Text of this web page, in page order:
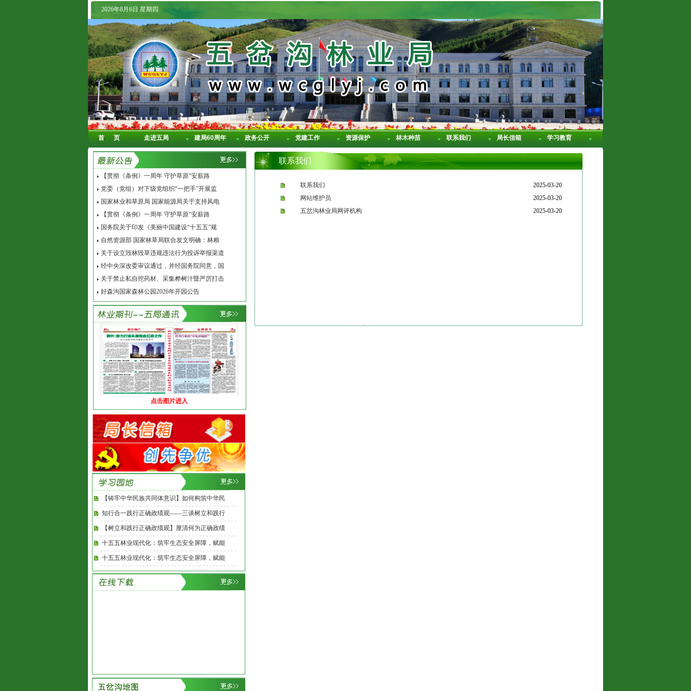
2026年8月6日 星期四
首 页 走进五局 建局60周年 政务公开 党建工作 资源保护 林木种苗 联系我们 局长信箱 学习教育
【贯彻《条例》一周年 守护草原“安薪路
党委（党组）对下级党组织“一把手”开展监
国家林业和草原局 国家能源局关于支持风电
【贯彻《条例》一周年 守护草原“安薪路
国务院关于印发《美丽中国建设“十五五”规
自然资源部 国家林草局联合发文明确：林粮
关于设立毁林毁草违规违法行为投诉举报渠道
经中央深改委审议通过，并经国务院同意，国
关于禁止私自挖药材、采集桦树汁暨严厉打击
好森沟国家森林公园2026年开园公告
点击图片进入
【铸牢中华民族共同体意识】如何构筑中华民
知行合一践行正确政绩观——三谈树立和践行
【树立和践行正确政绩观】厘清何为正确政绩
十五五林业现代化：筑牢生态安全屏障，赋能
十五五林业现代化：筑牢生态安全屏障，赋能
联系我们
联系我们
2025-03-20
网站维护员
2025-03-20
五岔沟林业局网评机构
2025-03-20